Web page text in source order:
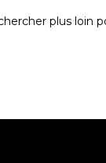
plus loin